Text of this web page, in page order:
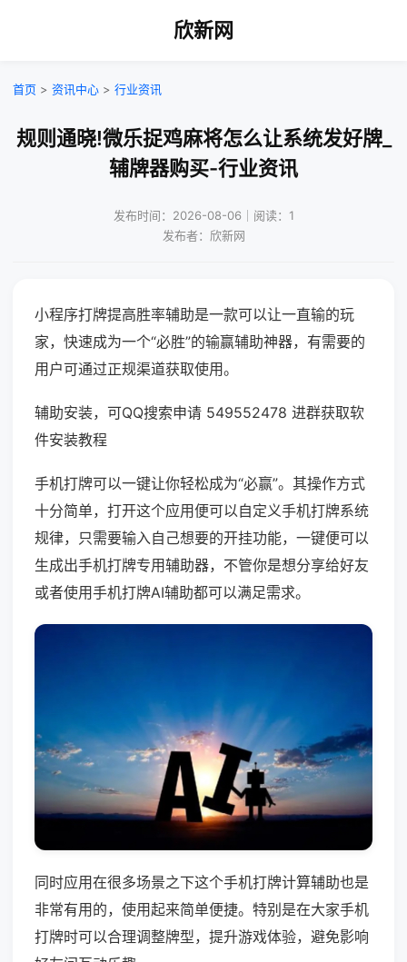
欣新网
首页 > 资讯中心 > 行业资讯
规则通晓!微乐捉鸡麻将怎么让系统发好牌_
辅牌器购买-行业资讯
发布时间：2026-08-06｜阅读：1
发布者：欣新网
小程序打牌提高胜率辅助是一款可以让一直输的玩
家，快速成为一个“必胜”的输赢辅助神器，有需要的
用户可通过正规渠道获取使用。
辅助安装，可QQ搜索申请 549552478 进群获取软
件安装教程
手机打牌可以一键让你轻松成为“必赢”。其操作方式
十分简单，打开这个应用便可以自定义手机打牌系统
规律，只需要输入自己想要的开挂功能，一键便可以
生成出手机打牌专用辅助器，不管你是想分享给好友
或者使用手机打牌AI辅助都可以满足需求。
同时应用在很多场景之下这个手机打牌计算辅助也是
非常有用的，使用起来简单便捷。特别是在大家手机
打牌时可以合理调整牌型，提升游戏体验，避免影响